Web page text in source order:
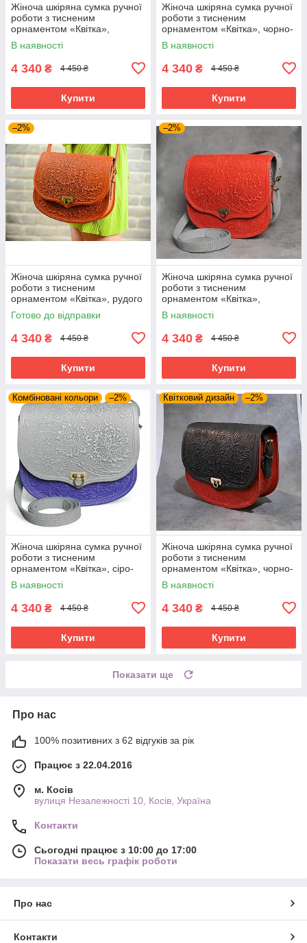
Жіноча шкіряна сумка ручної
роботи з тисненим
орнаментом «Квітка»,
зелено-чорного кольору ,
23*26*10 см
В наявності
4 340 ₴ 4 450 ₴
Купити
Жіноча шкіряна сумка ручної
роботи з тисненим
орнаментом «Квітка», чорно-
жовтого кольору , 23*26*10
см
В наявності
4 340 ₴ 4 450 ₴
Купити
–2%
Жіноча шкіряна сумка ручної
роботи з тисненим
орнаментом «Квітка», рудого
кольору , 23*26*10 см
Готово до відправки
4 340 ₴ 4 450 ₴
Купити
–2%
Жіноча шкіряна сумка ручної
роботи з тисненим
орнаментом «Квітка»,
червоно-сірого кольору ,
23*26*10 см
В наявності
4 340 ₴ 4 450 ₴
Купити
Комбіновані кольори –2%
Жіноча шкіряна сумка ручної
роботи з тисненим
орнаментом «Квітка», сіро-
ультрамаринового , 23*26*10
см
В наявності
4 340 ₴ 4 450 ₴
Купити
Квітковий дизайн –2%
Жіноча шкіряна сумка ручної
роботи з тисненим
орнаментом «Квітка», чорно-
червоного кольору , 23*26*10
см
В наявності
4 340 ₴ 4 450 ₴
Купити
Показати ще
Про нас
100% позитивних з 62 відгуків за рік
Працює з 22.04.2016
м. Косів
вулиця Незалежності 10, Косів, Україна
Контакти
Сьогодні працює з 10:00 до 17:00
Показати весь графік роботи
Про нас
Контакти